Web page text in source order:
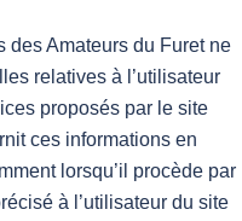
des Amateurs du Furet ne
relatives à l’utilisateur
proposés par le site
ces informations en
lorsqu’il procède par
à l’utilisateur du site